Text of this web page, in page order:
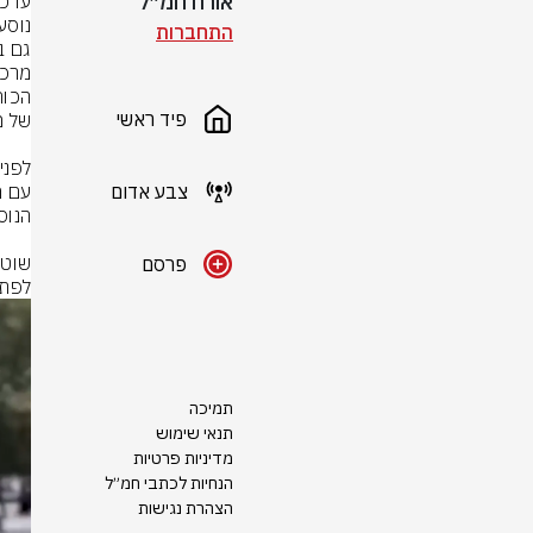
התחברות
פיד ראשי
צבע אדום
פרסם
תמיכה
תנאי שימוש
מדיניות פרטיות
הנחיות לכתבי חמ״ל
הצהרת נגישות